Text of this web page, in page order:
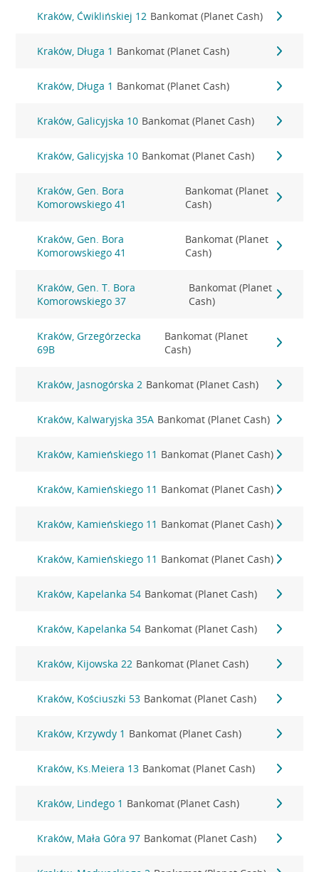
Kraków, Ćwiklińskiej 12 Bankomat (Planet Cash)
Kraków, Długa 1 Bankomat (Planet Cash)
Kraków, Długa 1 Bankomat (Planet Cash)
Kraków, Galicyjska 10 Bankomat (Planet Cash)
Kraków, Galicyjska 10 Bankomat (Planet Cash)
Kraków, Gen. Bora
Komorowskiego 41
Bankomat (Planet
Cash)
Kraków, Gen. Bora
Komorowskiego 41
Bankomat (Planet
Cash)
Kraków, Gen. T. Bora
Komorowskiego 37
Bankomat (Planet
Cash)
Kraków, Grzegórzecka
69B
Bankomat (Planet
Cash)
Kraków, Jasnogórska 2 Bankomat (Planet Cash)
Kraków, Kalwaryjska 35A Bankomat (Planet Cash)
Kraków, Kamieńskiego 11 Bankomat (Planet Cash)
Kraków, Kamieńskiego 11 Bankomat (Planet Cash)
Kraków, Kamieńskiego 11 Bankomat (Planet Cash)
Kraków, Kamieńskiego 11 Bankomat (Planet Cash)
Kraków, Kapelanka 54 Bankomat (Planet Cash)
Kraków, Kapelanka 54 Bankomat (Planet Cash)
Kraków, Kijowska 22 Bankomat (Planet Cash)
Kraków, Kościuszki 53 Bankomat (Planet Cash)
Kraków, Krzywdy 1 Bankomat (Planet Cash)
Kraków, Ks.Meiera 13 Bankomat (Planet Cash)
Kraków, Lindego 1 Bankomat (Planet Cash)
Kraków, Mała Góra 97 Bankomat (Planet Cash)